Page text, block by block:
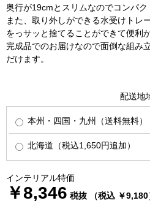
奥行が19cmとスリムなのでコンパク
また、取り外しができる水受けトレ
をっサッと捨てることができて便利
完成品でのお届けなので面倒な組み
だけます。
配送地
本州・四国・九州（送料無料）
北海道（税込1,650円追加）
インテリアル特価
￥8,346 税抜 （税込 ￥9,180